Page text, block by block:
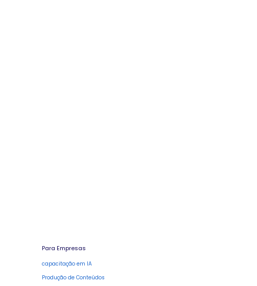
Para Empresas
capacitação em IA
Produção de Conteúdos